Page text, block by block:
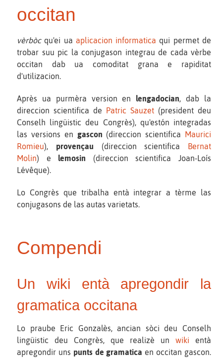
occitan
vèrbòcqu'ei ua aplicacion informatica qui permet de
trobar suu pic la conjugason integrau de cada vèrbe
occitan dab ua comoditat grana e rapiditat
d'utilizacion.
Après ua purmèra version en lengadocian, dab la
direccion scientifica de Patric Sauzet (president deu
Conselh lingüistic deu Congrès), qu'estón integradas
las versions en gascon (direccion scientifica Maurici
Romieu), provençau (direccion scientifica Bernat
Molin) e lemosin (direccion scientifica Joan-Loís
Lévêque).
Lo Congrès que tribalha entà integrar a tèrme las
conjugasons de las autas varietats.
Compendi
Un wiki entà apregondir la
gramatica occitana
Lo praube Eric Gonzalès, ancian sòci deu Conselh
lingüistic deu Congrès, que realizè un wiki entà
apregondir uns punts de gramatica en occitan gascon.